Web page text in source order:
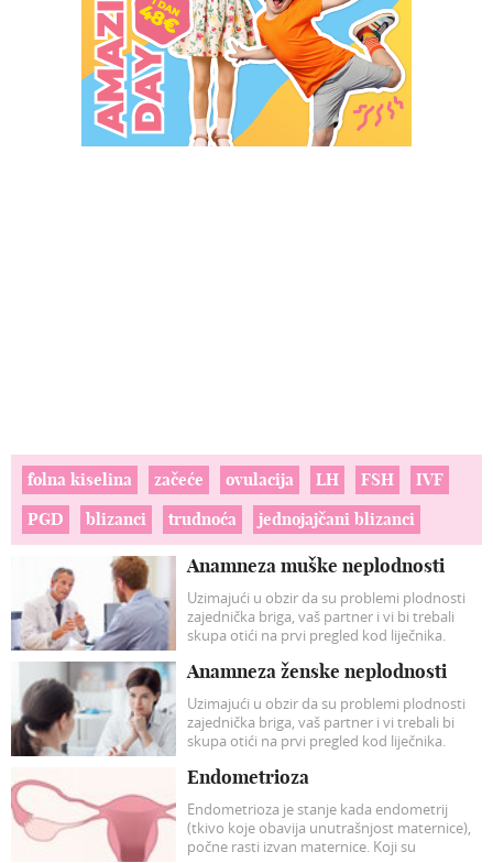
folna kiselina začeće ovulacija LH FSH
IVF
PGD
blizanci trudnoća jednojajčani blizanci
Anamneza muške neplodnosti
Uzimajući u obzir da su problemi plodnosti
zajednička briga, vaš partner i vi bi trebali
skupa otići na prvi pregled kod liječnika.
kartona te unaprijed pošaljite liječniku još
Anamneza ženske neplodnosti
Uzimajući u obzir da su problemi plodnosti
zajednička briga, vaš partner i vi trebali bi
skupa otići na prvi pregled kod liječnika.
Endometrioza
Endometrioza je stanje kada endometrij
(tkivo koje obavija unutrašnjost maternice),
počne rasti izvan maternice. Koji su